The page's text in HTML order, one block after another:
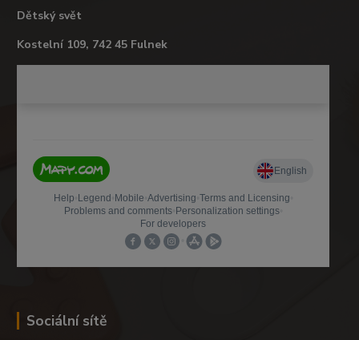
Dětský svět
Kostelní 109, 742 45 Fulnek
Sociální sítě